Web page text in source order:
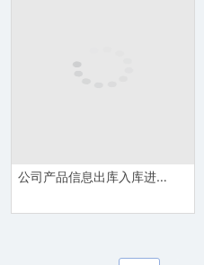
公司产品信息出库入库进销库存管理系统Excel模板